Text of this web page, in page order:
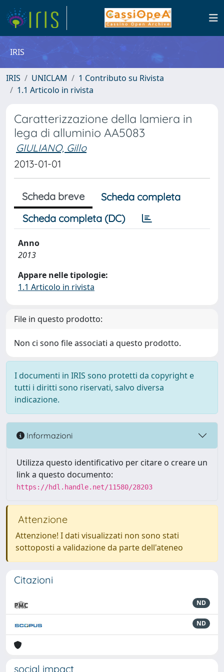
IRIS
IRIS UNICLAM
1 Contributo su Rivista
1.1 Articolo in rivista
Caratterizzazione della lamiera in
lega di alluminio AA5083
GIULIANO, Gillo
2013-01-01
Scheda breve
Scheda completa
Scheda completa (DC)
Anno
2013
Appare nelle tipologie:
1.1 Articolo in rivista
File in questo prodotto:
Non ci sono file associati a questo prodotto.
I documenti in IRIS sono protetti da copyright e
tutti i diritti sono riservati, salvo diversa
indicazione.
Informazioni
Utilizza questo identificativo per citare o creare un
link a questo documento:
https://hdl.handle.net/11580/28203
Attenzione
Attenzione! I dati visualizzati non sono stati
sottoposti a validazione da parte dell'ateneo
Citazioni
ND
ND
social impact